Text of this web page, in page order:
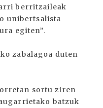
berritzaileak
unibertsalista
egiten”.
zabalagoa duten
sortu ziren
batzuk